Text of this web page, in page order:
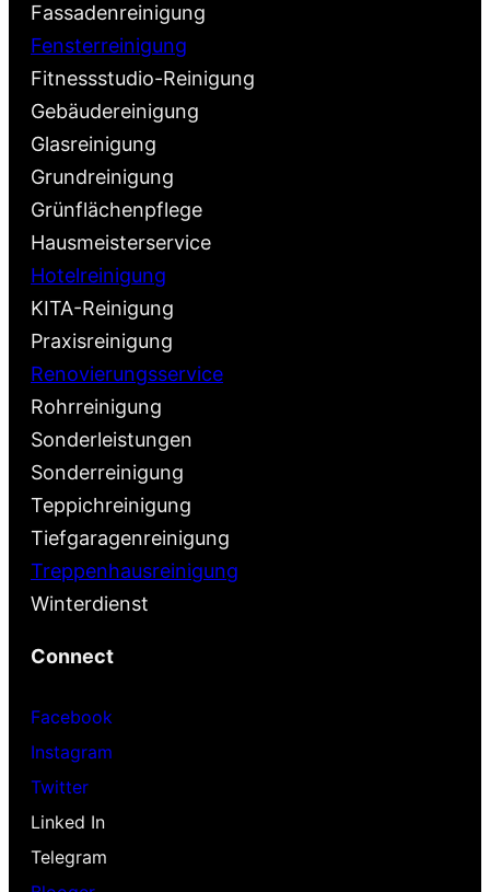
Fassadenreinigung
Fensterreinigung
Fitnessstudio-Reinigung
Gebäudereinigung
Glasreinigung
Grundreinigung
Grünflächenpflege
Hausmeisterservice
Hotelreinigung
KITA-Reinigung
Praxisreinigung
Renovierungsservice
Rohrreinigung
Sonderleistungen
Sonderreinigung
Teppichreinigung
Tiefgaragenreinigung
Treppenhausreinigung
Winterdienst
Connect
Facebook
Instagram
Twitter
Linked In
Telegram